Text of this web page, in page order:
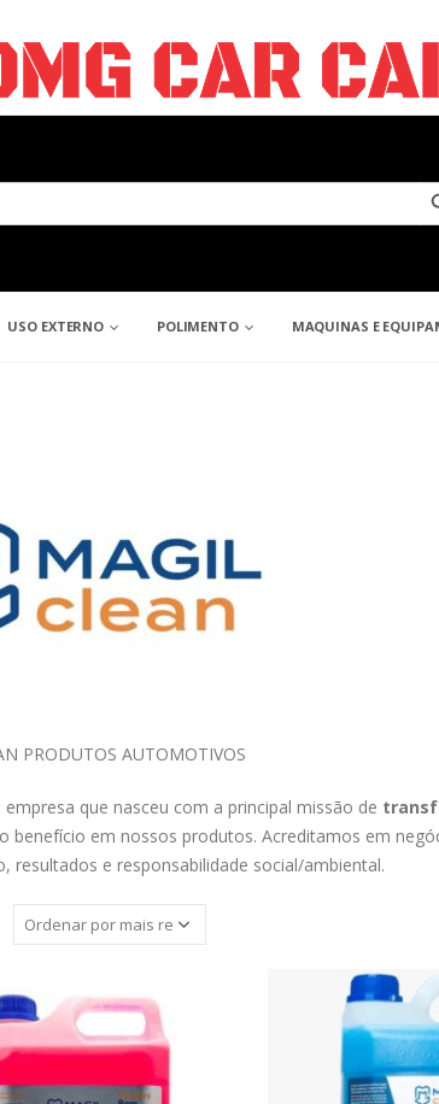
USO EXTERNO POLIMENTO MAQUINAS E
PRODUTOS AUTOMOTIVOS
que nasceu com a principal missão de
benefício em nossos produtos. Acreditamos em
resultados e responsabilidade social/ambiental.